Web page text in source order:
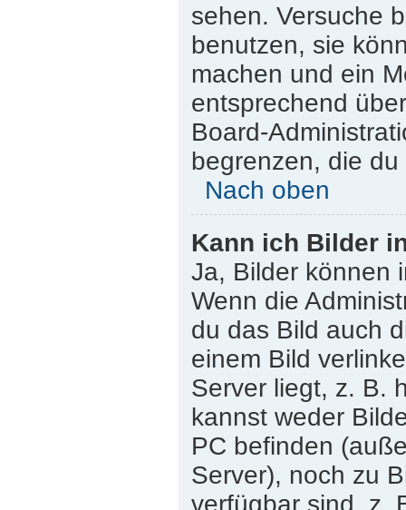
sehen. Versuche
benutzen, sie
machen und ein
entsprechend
Board-
begrenzen, die
Nach oben
Kann ich Bilder
Ja, Bilder können
Wenn die
du das Bild auch
einem Bild
Server liegt, z. B.
kannst weder
PC befinden
Server), noch zu
verfügbar sind, z.